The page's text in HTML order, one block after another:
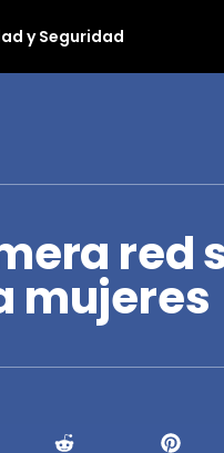
y Seguridad
red
mujeres